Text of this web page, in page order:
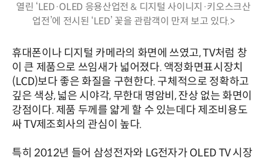
열린 ‘LED·OLED 응용산업전 & 디지털 사이니지·키오스크산
업전’에 전시된 ‘LED’ 꽃을 관람객이 만져 보고 있다.>
휴대폰이나 디지털 카메라의 화면에 쓰였고, TV처럼 창
이 큰 제품으로 쓰임새가 넓어졌다. 액정화면표시장치
(LCD)보다 좋은 화질을 구현한다. 구체적으로 정확하고
깊은 색상, 넓은 시야각, 무한대 명암비, 잔상 없는 화면이
강점이다. 제품 두께를 얇게 할 수 있는데다 제조비용도
싸 TV제조회사의 관심이 높다.
특히 2012년 들어 삼성전자와 LG전자가 OLED TV 시장